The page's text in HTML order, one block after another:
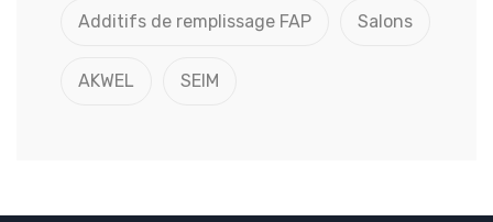
Additifs de remplissage FAP Salons
AKWEL SEIM